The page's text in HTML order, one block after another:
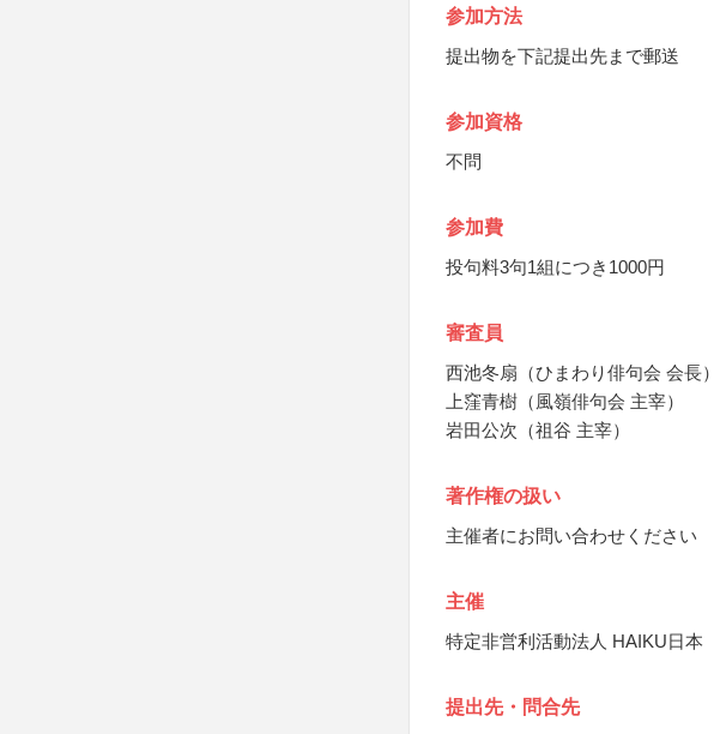
参加方法
提出物を下記提出先まで郵送
参加資格
不問
参加費
投句料3句1組につき1000円
審査員
西池冬扇（ひまわり俳句会 会長）
上窪青樹（風嶺俳句会 主宰）
岩田公次（祖谷 主宰）
著作権の扱い
主催者にお問い合わせください
主催
特定非営利活動法人 HAIKU日本
提出先・問合先